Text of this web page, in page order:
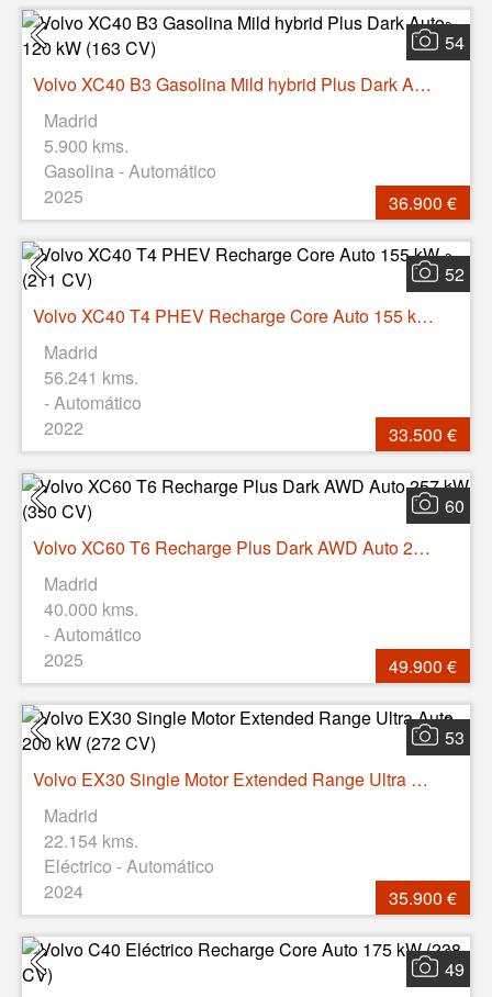
54
Volvo XC40 B3 Gasolina Mild hybrid Plus Dark Auto 120 kW (163 CV)
Madrid
5.900 kms.
Gasolina - Automático
2025
36.900 €
52
Volvo XC40 T4 PHEV Recharge Core Auto 155 kW (211 CV)
Madrid
56.241 kms.
- Automático
2022
33.500 €
60
Volvo XC60 T6 Recharge Plus Dark AWD Auto 257 kW (350 CV)
Madrid
40.000 kms.
- Automático
2025
49.900 €
53
Volvo EX30 Single Motor Extended Range Ultra Auto 200 kW (272 CV)
Madrid
22.154 kms.
Eléctrico - Automático
2024
35.900 €
49